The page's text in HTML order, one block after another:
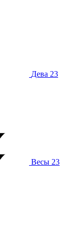
Дева 23
Весы 23